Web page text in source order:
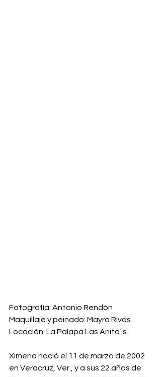
Fotografía: Antonio Rendón
Maquillaje y peinado: Mayra Rivas
Locación: La Palapa Las Anita´s
Ximena nació el 11 de marzo de 2002
en Veracruz, Ver., y a sus 22 años de